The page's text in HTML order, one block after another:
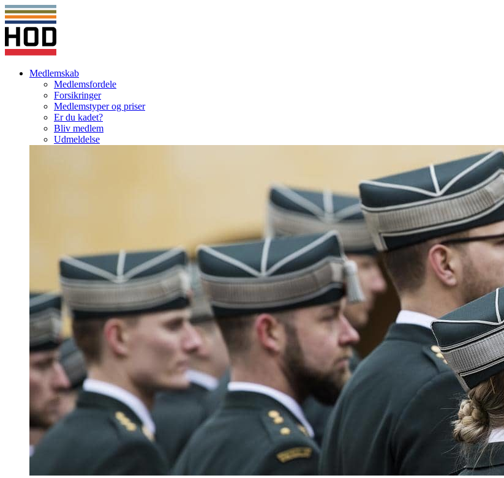
Medlemskab
Medlemsfordele
Forsikringer
Medlemstyper og priser
Er du kadet?
Bliv medlem
Udmeldelse